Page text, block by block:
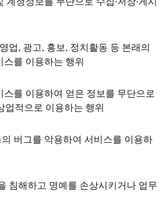
업, 광고, 홍보, 정치활동 등 본래의
를 이용하는 행위
스를 이용하여 얻은 정보를 무단으로
업적으로 이용하는 행위
버그를 악용하여 서비스를 이용하
침해하고 명예를 손상시키거나 업무